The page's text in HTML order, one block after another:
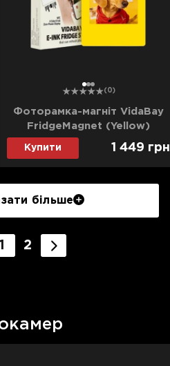
12 3 (0)
Фоторамка-магніт VidaBay
FridgeMagnet (Yellow)
Купити 1 449 грн
більше
1 2